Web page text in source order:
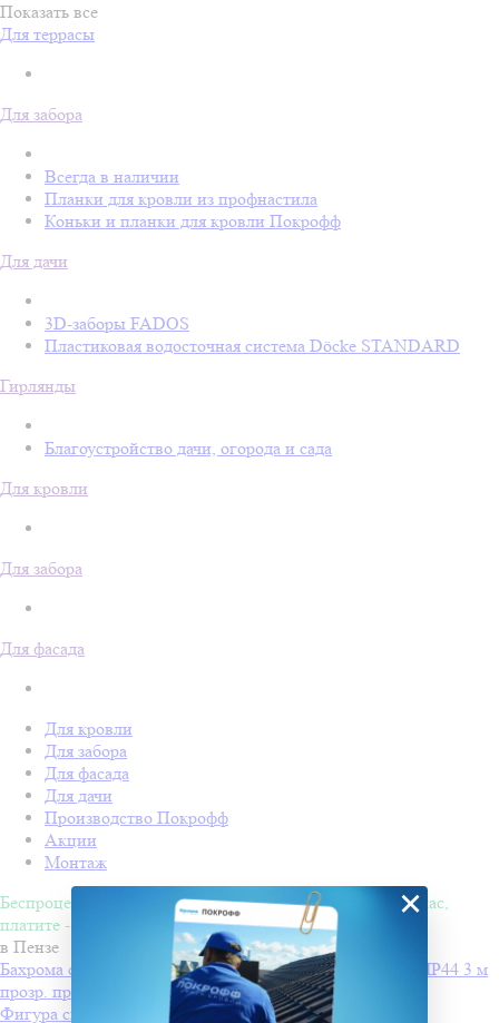
Показать все
Для террасы
Для забора
Всегда в наличии
Планки для кровли из профнастила
Коньки и планки для кровли Покрофф
Для дачи
3D-заборы FADOS
Пластиковая водосточная система Döcke STANDARD
Гирлянды
Благоустройство дачи, огорода и сада
Для кровли
Для забора
Для фасада
Для кровли
Для забора
Для фасада
Для дачи
Производство Покрофф
Акции
Монтаж
Беспроцентная рассрочка на 4 месяца. Покупайте - сейчас,
платите - потом!
в Пензе
Бахрома светодиодн INFINILITE Одесская с мерц. эфф IP44 3 м
прозр. пров., соед., бел. хол от 1270 ₽
Фигура световая "Олени везут Санта Клауса на санях"
×